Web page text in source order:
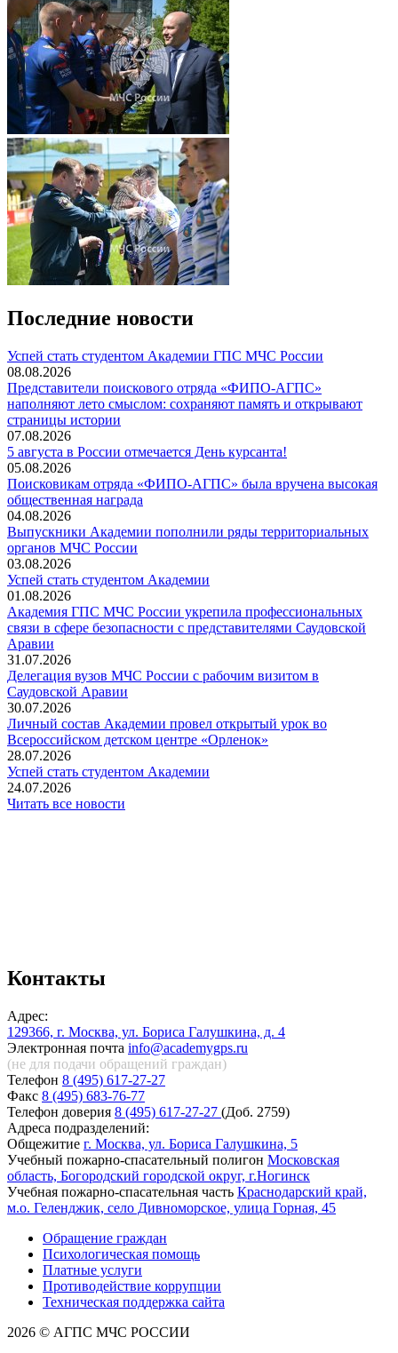
Последние новости
️Успей стать студентом Академии ГПС МЧС России
08.08.2026
Представители поискового отряда «ФИПО-АГПС»
наполняют лето смыслом: сохраняют память и открывают
страницы истории
07.08.2026
5 августа в России отмечается День курсанта!
05.08.2026
Поисковикам отряда «ФИПО-АГПС» была вручена высокая
общественная награда
04.08.2026
Выпускники Академии пополнили ряды территориальных
органов МЧС России
03.08.2026
Успей стать студентом Академии
01.08.2026
Академия ГПС МЧС России укрепила профессиональных
связи в сфере безопасности с представителями Саудовской
Аравии
31.07.2026
Делегация вузов МЧС России с рабочим визитом в
Саудовской Аравии
30.07.2026
Личный состав Академии провел открытый урок во
Всероссийском детском центре «Орленок»
28.07.2026
️Успей стать студентом Академии
24.07.2026
Читать все новости
Контакты
Адрес:
129366, г. Москва, ул. Бориса Галушкина, д. 4
Электронная почта info@academygps.ru
(не для подачи обращений граждан)
Телефон 8 (495) 617-27-27
Факс 8 (495) 683-76-77
Телефон доверия 8 (495) 617-27-27 (Доб. 2759)
Адреса подразделений:
Общежитие г. Москва, ул. Бориса Галушкина, 5
Учебный пожарно-спасательный полигон Московская
область, Богородский городской округ, г.Ногинск
Учебная пожарно-спасательная часть Краснодарский край,
м.о. Геленджик, село Дивноморское, улица Горная, 45
Обращение граждан
Психологическая помощь
Платные услуги
Противодействие коррупции
Техническая поддержка сайта
2026 © АГПС МЧС РОССИИ